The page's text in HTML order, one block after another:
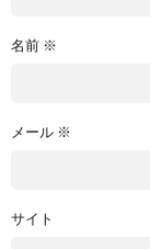
名前 ※
メール ※
サイト